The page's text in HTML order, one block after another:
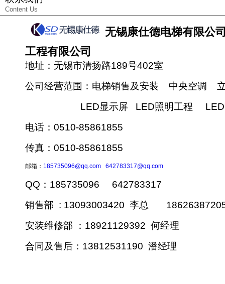
Content Us
无锡康仕德电梯有限公
工程有限公司
地址：无锡市清扬路189号402室
公司经营范围：电梯销售及安装 中央空调
LED显示屏 LED照明工程 LED
电话：0510-85861855
传真：0510-85861855
邮箱： 185735096@qq.com 642783317@qq.com
QQ：185735096 642783317
销售部 : 13093003420 李总
安装维修部 ：18921129392 何经理
合同及售后：13812531190 潘经理